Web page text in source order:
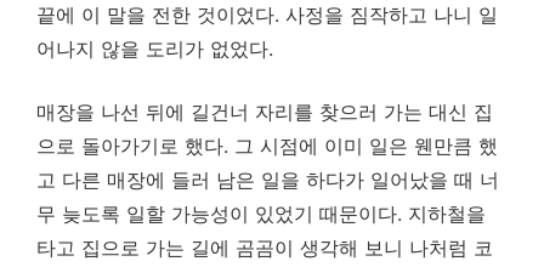
끝에 이 말을 전한 것이었다. 사정을 짐작하고 나니 일
어나지 않을 도리가 없었다.
매장을 나선 뒤에 길건너 자리를 찾으러 가는 대신 집
으로 돌아가기로 했다. 그 시점에 이미 일은 웬만큼 했
고 다른 매장에 들러 남은 일을 하다가 일어났을 때 너
무 늦도록 일할 가능성이 있었기 때문이다. 지하철을
타고 집으로 가는 길에 곰곰이 생각해 보니 나처럼 코